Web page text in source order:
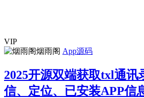
VIP
烟雨阁 App源码
2025开源双端获取txl通讯
信、定位、已安装APP信